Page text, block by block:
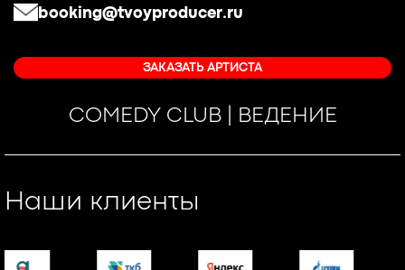
booking@tvoyproducer.ru
ЗАКАЗАТЬ АРТИСТА
COMEDY CLUB | ВЕДЕНИЕ
Наши клиенты